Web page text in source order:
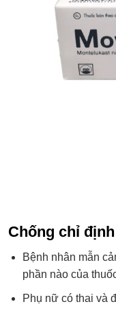
Chống chỉ
Bệnh nhân mẫn
phần nào của
Phụ nữ có thai và